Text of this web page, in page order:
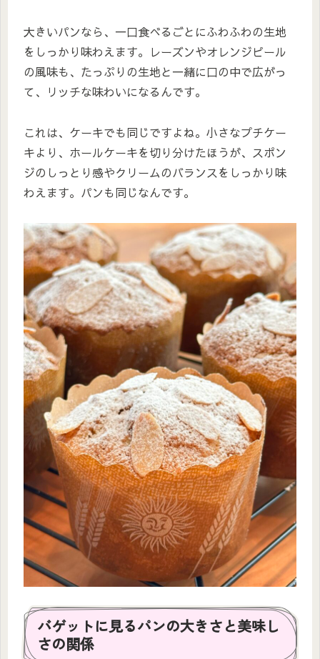
大きいパンなら、一口食べるごとにふわふわの生地
をしっかり味わえます。レーズンやオレンジピール
の風味も、たっぷりの生地と一緒に口の中で広がっ
て、リッチな味わいになるんです。
これは、ケーキでも同じですよね。小さなプチケー
キより、ホールケーキを切り分けたほうが、スポン
ジのしっとり感やクリームのバランスをしっかり味
わえます。パンも同じなんです。
バゲットに見るパンの大きさと美味し
さの関係